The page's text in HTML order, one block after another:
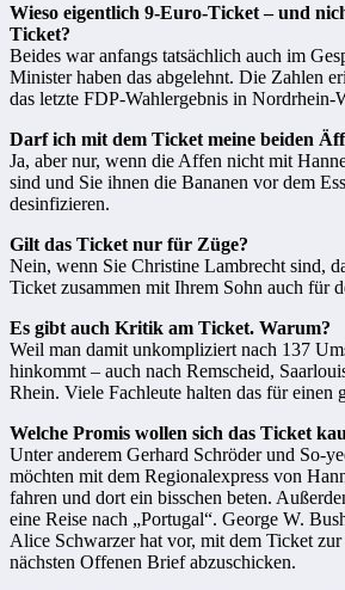
Wieso eigentlich 9-Euro-Ticket – und
Ticket?
Beides war anfangs tatsächlich auch im
Minister haben das abgelehnt. Die Zahlen
das letzte FDP-Wahlergebnis in Nordrhein-
Darf ich mit dem Ticket meine beiden
Ja, aber nur, wenn die Affen nicht mit
sind und Sie ihnen die Bananen vor dem
desinfizieren.
Gilt das Ticket nur für Züge?
Nein, wenn Sie Christine Lambrecht sind,
Ticket zusammen mit Ihrem Sohn auch für
Es gibt auch Kritik am Ticket. Warum?
Weil man damit unkompliziert nach 137
hinkommt – auch nach Remscheid,
Rhein. Viele Fachleute halten das für einen
Welche Promis wollen sich das Ticket
Unter anderem Gerhard Schröder und So-
möchten mit dem Regionalexpress von
fahren und dort ein bisschen beten.
eine Reise nach „Portugal“. George W.
Alice Schwarzer hat vor, mit dem Ticket zur
nächsten Offenen Brief abzuschicken.